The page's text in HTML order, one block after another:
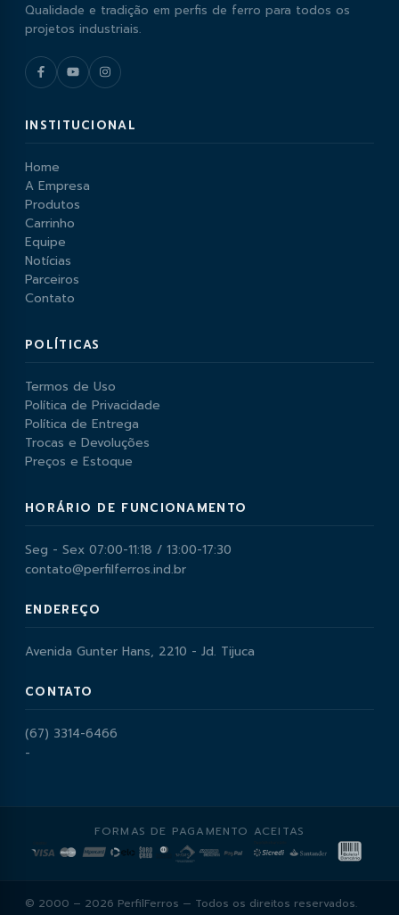
Qualidade e tradição em perfis de ferro para todos os
projetos industriais.
INSTITUCIONAL
Home
A Empresa
Produtos
Carrinho
Equipe
Notícias
Parceiros
Contato
POLÍTICAS
Termos de Uso
Política de Privacidade
Política de Entrega
Trocas e Devoluções
Preços e Estoque
HORÁRIO DE FUNCIONAMENTO
Seg - Sex 07:00-11:18 / 13:00-17:30
contato@perfilferros.ind.br
ENDEREÇO
Avenida Gunter Hans, 2210 - Jd. Tijuca
CONTATO
(67) 3314-6466
-
FORMAS DE PAGAMENTO ACEITAS
© 2000 – 2026 PerfilFerros — Todos os direitos reservados.